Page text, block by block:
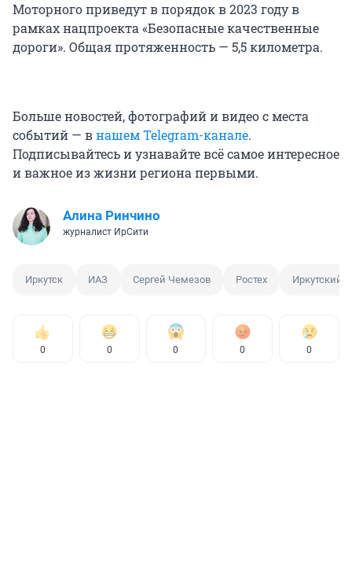
Моторного приведут в порядок в 2023 году в
рамках нацпроекта «Безопасные качественные
дороги». Общая протяженность — 5,5 километра.
Больше новостей, фотографий и видео с места
событий — внашем Telegram-канале.
Подписывайтесь и узнавайте всё самое интересное
и важное из жизни региона первыми.
Алина Ринчино
журналист ИрСити
Иркутск ИАЗ Сергей Чемезов Ростех Иркутский
0 0 0 0 0